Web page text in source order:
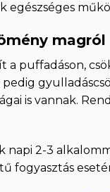
egészséges
magról
a puffadáson,
is vannak.
napi 2-3
fogyasztás